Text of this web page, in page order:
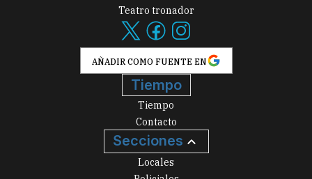
Teatro tronador
AÑADIR COMO FUENTE EN
Tiempo
Tiempo
Contacto
Secciones
Locales